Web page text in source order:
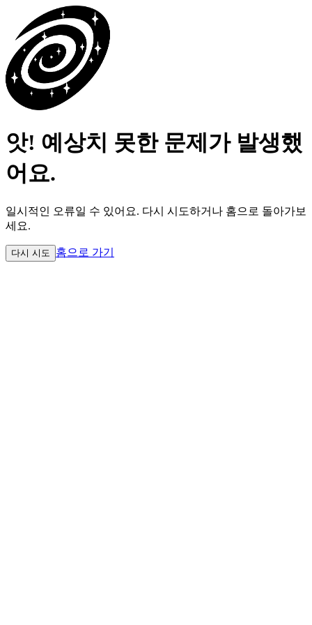
앗! 예상치 못한 문제가 발생했
어요.
일시적인 오류일 수 있어요. 다시 시도하거나 홈으로 돌아가보
세요.
다시 시도 홈으로 가기